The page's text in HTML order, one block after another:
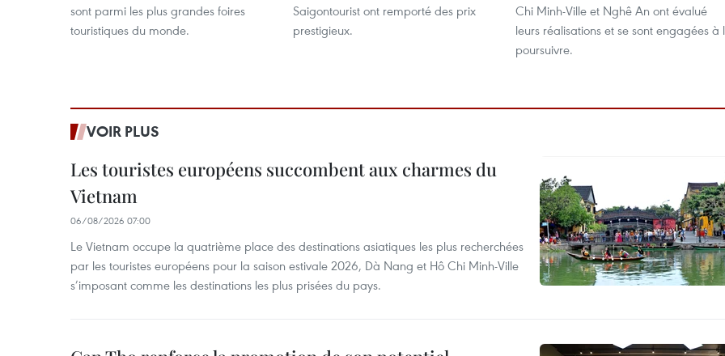
sont parmi les plus grandes foires
touristiques du monde.
Saigontourist ont remporté des prix
prestigieux.
Chi Minh-Ville et Nghê An ont évalué
leurs réalisations et se sont engagées à
poursuivre.
VOIR PLUS
Les touristes européens succombent aux charmes du
Vietnam
06/08/2026 07:00
Le Vietnam occupe la quatrième place des destinations asiatiques les plus recherchées
par les touristes européens pour la saison estivale 2026, Dà Nang et Hô Chi Minh-Ville
s’imposant comme les destinations les plus prisées du pays.